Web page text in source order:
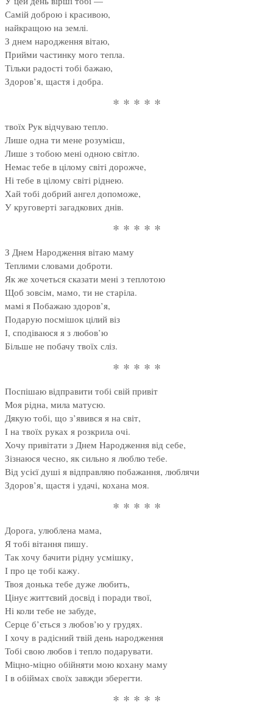
Самій доброю і красивою,
найкращою на землі.
З днем народження вітаю,
Прийми частинку мого тепла.
Тільки радості тобі бажаю,
Здоров’я, щастя і добра.
* * * * *
твоїх Рук відчуваю тепло.
Лише одна ти мене розумієш,
Лише з тобою мені одною світло.
Немає тебе в цілому світі дорожче,
Ні тебе в цілому світі ріднею.
Хай тобі добрий ангел допоможе,
У круговерті загадкових днів.
* * * * *
З Днем Народження вітаю маму
Теплими словами доброти.
Як же хочеться сказати мені з теплотою
Щоб зовсім, мамо, ти не старіла.
мамі я Побажаю здоров’я,
Подарую посмішок цілий віз
І, сподіваюся я з любов’ю
Більше не побачу твоїх сліз.
* * * * *
Поспішаю відправити тобі свій привіт
Моя рідна, мила матусю.
Дякую тобі, що з’явився я на світ,
І на твоїх руках я розкрила очі.
Хочу привітати з Днем Народження від себе,
Зізнаюся чесно, як сильно я люблю тебе.
Від усієї душі я відправляю побажання, люблячи
Здоров’я, щастя і удачі, кохана моя.
* * * * *
Дорога, улюблена мама,
Я тобі вітання пишу.
Так хочу бачити рідну усмішку,
І про це тобі кажу.
Твоя донька тебе дуже любить,
Цінує життєвий досвід і поради твої,
Ні коли тебе не забуде,
Серце б’ється з любов’ю у грудях.
І хочу в радісний твій день народження
Тобі свою любов і тепло подарувати.
Міцно-міцно обійняти мою кохану маму
І в обіймах своїх завжди зберегти.
* * * * *